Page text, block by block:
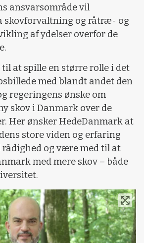
ansvarsområde vil
skovforvaltning og råtræ- og
af ydelser overfor de
til at spille en større rolle i det
med blandt andet den
regeringens ønske om
skov i Danmark over de
Her ønsker HedeDanmark at
store viden og erfaring
og være med til at
med mere skov – både